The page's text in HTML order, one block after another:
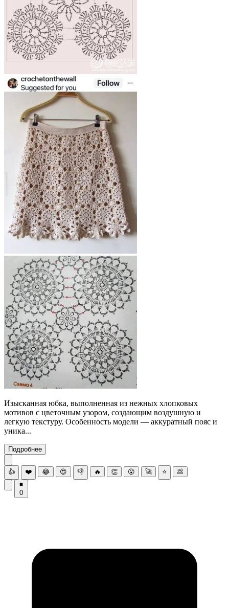
Изысканная юбка, выполненная из нежных хлопковых
мотивов с цветочным узором, создающим воздушную и
легкую текстуру. Особенность модели — аккуратный пояс и
уника...
Подробнее
👍 ❤️ 😂 😍 👎 🔥 👏 😮 🚀 ⭐ 💩
0